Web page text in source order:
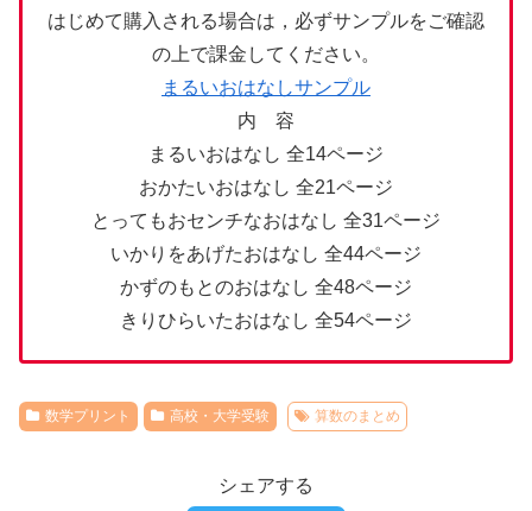
はじめて購入される場合は，必ずサンプルをご確認
の上で課金してください。
まるいおはなしサンプル
内 容
まるいおはなし 全14ページ
おかたいおはなし 全21ページ
とってもおセンチなおはなし 全31ページ
いかりをあげたおはなし 全44ページ
かずのもとのおはなし 全48ページ
きりひらいたおはなし 全54ページ
数学プリント 高校・大学受験 算数のまとめ
シェアする